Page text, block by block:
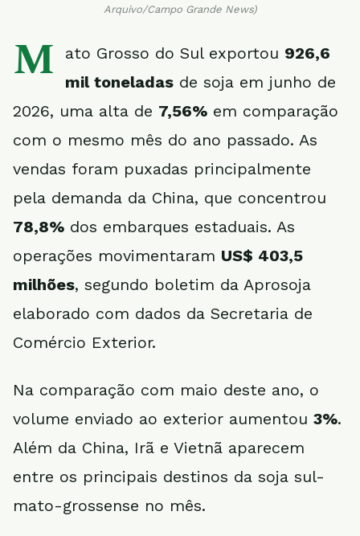
Arquivo/Campo Grande News)
M ato Grosso do Sul exportou 926,6
mil toneladas de soja em junho de
2026, uma alta de 7,56% em comparação
com o mesmo mês do ano passado. As
vendas foram puxadas principalmente
pela demanda da China, que concentrou
78,8% dos embarques estaduais. As
operações movimentaram US$ 403,5
milhões, segundo boletim da Aprosoja
elaborado com dados da Secretaria de
Comércio Exterior.
Na comparação com maio deste ano, o
volume enviado ao exterior aumentou 3%.
Além da China, Irã e Vietnã aparecem
entre os principais destinos da soja sul-
mato-grossense no mês.